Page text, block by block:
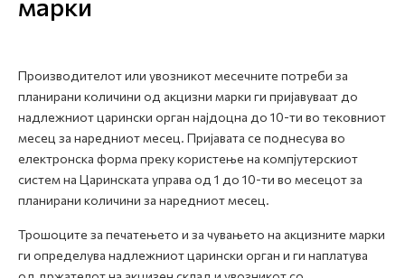
Медиа центар
Контакт
Е-Весник
марки
Производителот или увозникот месечните потреби за
планирани количини од акцизни марки ги пријавуваат до
надлежниот царински орган најдоцна до 10-ти во тековниот
месец за наредниот месец. Пријавата се поднесува во
електронска форма преку користење на компјутерскиот
систем на Царинската управа од 1 до 10-ти во месецот за
планирани количини за наредниот месец.
Трошоците за печатењето и за чувањето на акцизните марки
ги определува надлежниот царински орган и ги наплатува